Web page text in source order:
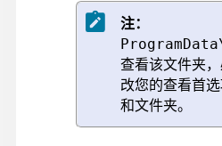
注：
查看该文件夹
改您的查看首
和文件夹。